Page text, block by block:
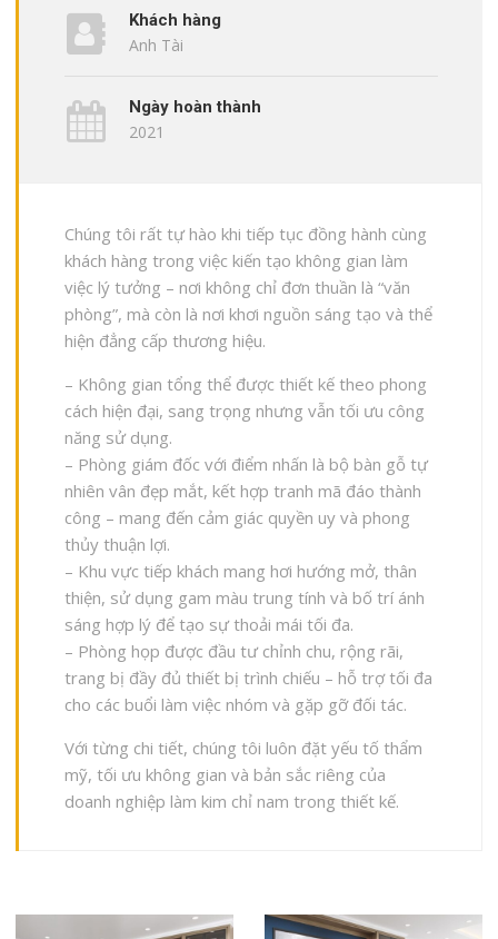
Khách hàng
Anh Tài
Ngày hoàn thành
2021
Chúng tôi rất tự hào khi tiếp tục đồng hành cùng
khách hàng trong việc kiến tạo không gian làm
việc lý tưởng – nơi không chỉ đơn thuần là “văn
phòng”, mà còn là nơi khơi nguồn sáng tạo và thể
hiện đẳng cấp thương hiệu.
– Không gian tổng thể được thiết kế theo phong
cách hiện đại, sang trọng nhưng vẫn tối ưu công
năng sử dụng.
– Phòng giám đốc với điểm nhấn là bộ bàn gỗ tự
nhiên vân đẹp mắt, kết hợp tranh mã đáo thành
công – mang đến cảm giác quyền uy và phong
thủy thuận lợi.
– Khu vực tiếp khách mang hơi hướng mở, thân
thiện, sử dụng gam màu trung tính và bố trí ánh
sáng hợp lý để tạo sự thoải mái tối đa.
– Phòng họp được đầu tư chỉnh chu, rộng rãi,
trang bị đầy đủ thiết bị trình chiếu – hỗ trợ tối đa
cho các buổi làm việc nhóm và gặp gỡ đối tác.
Với từng chi tiết, chúng tôi luôn đặt yếu tố thẩm
mỹ, tối ưu không gian và bản sắc riêng của
doanh nghiệp làm kim chỉ nam trong thiết kế.